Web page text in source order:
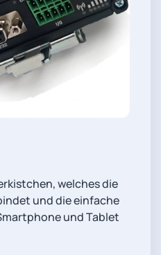
welches die
und die einfache
und Tablet